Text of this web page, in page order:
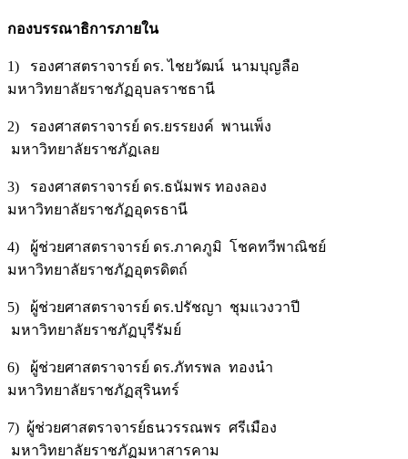
กองบรรณาธิการภายใน
1) รองศาสตราจารย์ ดร. ไชยวัฒน์ นามบุญลือ
มหาวิทยาลัยราชภัฏอุบลราชธานี
2) รองศาสตราจารย์ ดร.ยรรยงค์ พานเพ็ง
มหาวิทยาลัยราชภัฏเลย
3) รองศาสตราจารย์ ดร.ธนัมพร ทองลอง
มหาวิทยาลัยราชภัฏอุดรธานี
4) ผู้ช่วยศาสตราจารย์ ดร.ภาคภูมิ โชคทวีพาณิชย์
มหาวิทยาลัยราชภัฏอุตรดิตถ์
5) ผู้ช่วยศาสตราจารย์ ดร.ปรัชญา ชุมแวงวาปี
มหาวิทยาลัยราชภัฏบุรีรัมย์
6) ผู้ช่วยศาสตราจารย์ ดร.ภัทรพล ทองนำ
มหาวิทยาลัยราชภัฏสุรินทร์
7) ผู้ช่วยศาสตราจารย์ธนวรรณพร ศรีเมือง
มหาวิทยาลัยราชภัฏมหาสารคาม